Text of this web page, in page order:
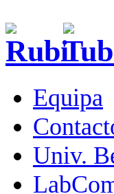
Equipa
Univ.